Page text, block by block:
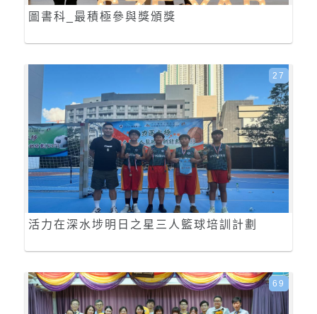
圖書科_最積極參與獎頒獎
活力在深水埗明日之星三人籃球培訓計劃
27
69